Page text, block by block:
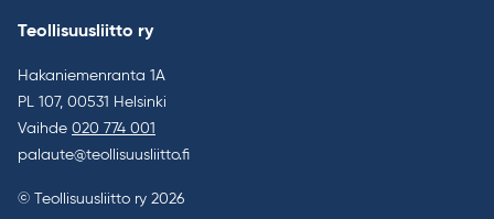
Teollisuusliitto ry
Hakaniemenranta 1A
PL 107, 00531 Helsinki
Vaihde 020 774 001
palaute@teollisuusliitto.fi
© Teollisuusliitto ry 2026